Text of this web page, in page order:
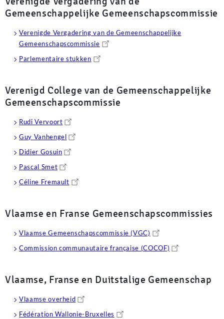
Gemeenschappelijke Gemeenschapscommissie
Verenigde Vergadering van de Gemeenschappelijke
Gemeenschapscommissie
Parlementaire stukken
Verenigd College van de Gemeenschappelijke
Gemeenschapscommissie
Rudi Vervoort
Guy Vanhengel
Didier Gosuin
Pascal Smet
Céline Fremault
Vlaamse en Franse Gemeenschapscommissies
Vlaamse Gemeenschapscommissie (VGC)
Commission communautaire française (COCOF)
Vlaamse, Franse en Duitstalige Gemeenschap
Vlaamse overheid
Fédération Wallonie-Bruxelles